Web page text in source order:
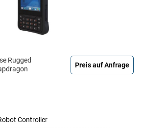
Rugged
Preis auf Anfrage
Controller